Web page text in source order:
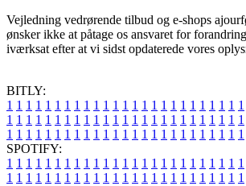
Vejledning vedrørende tilbud og e-shops
ønsker ikke at påtage os ansvaret for
iværksat efter at vi sidst opdaterede vores
BITLY:
1 1 1 1 1 1 1 1 1 1 1 1 1 1 1 1 1 1 1 1 1 1 1 1 1
1 1 1 1 1 1 1 1 1 1 1 1 1 1 1 1 1 1 1 1 1 1 1 1 1
1 1 1 1 1 1 1 1 1 1 1 1 1 1 1 1 1 1 1 1 1 1 1 1 1
SPOTIFY:
1 1 1 1 1 1 1 1 1 1 1 1 1 1 1 1 1 1 1 1 1 1 1 1 1
1 1 1 1 1 1 1 1 1 1 1 1 1 1 1 1 1 1 1 1 1 1 1 1 1